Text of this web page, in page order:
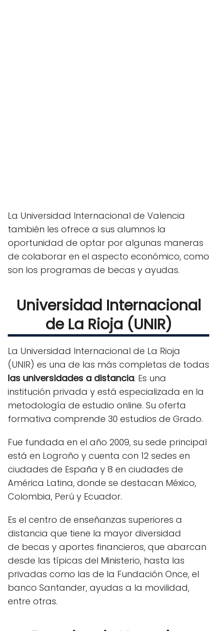
La Universidad Internacional de Valencia
también les ofrece a sus alumnos la
oportunidad de optar por algunas maneras
de colaborar en el aspecto económico, como
son los programas de becas y ayudas.
Universidad Internacional
de La Rioja (UNIR)
La Universidad Internacional de La Rioja
(UNIR) es una de las más completas de todas
las universidades a distancia. Es una
institución privada y está especializada en la
metodología de estudio online. Su oferta
formativa comprende 30 estudios de Grado.
Fue fundada en el año 2009, su sede principal
está en Logroño y cuenta con 12 sedes en
ciudades de España y 8 en ciudades de
América Latina, donde se destacan México,
Colombia, Perú y Ecuador.
Es el centro de enseñanzas superiores a
distancia que tiene la mayor diversidad
de becas y aportes financieros, que abarcan
desde las típicas del Ministerio, hasta las
privadas como las de la Fundación Once, el
banco Santander, ayudas a la movilidad,
entre otras.